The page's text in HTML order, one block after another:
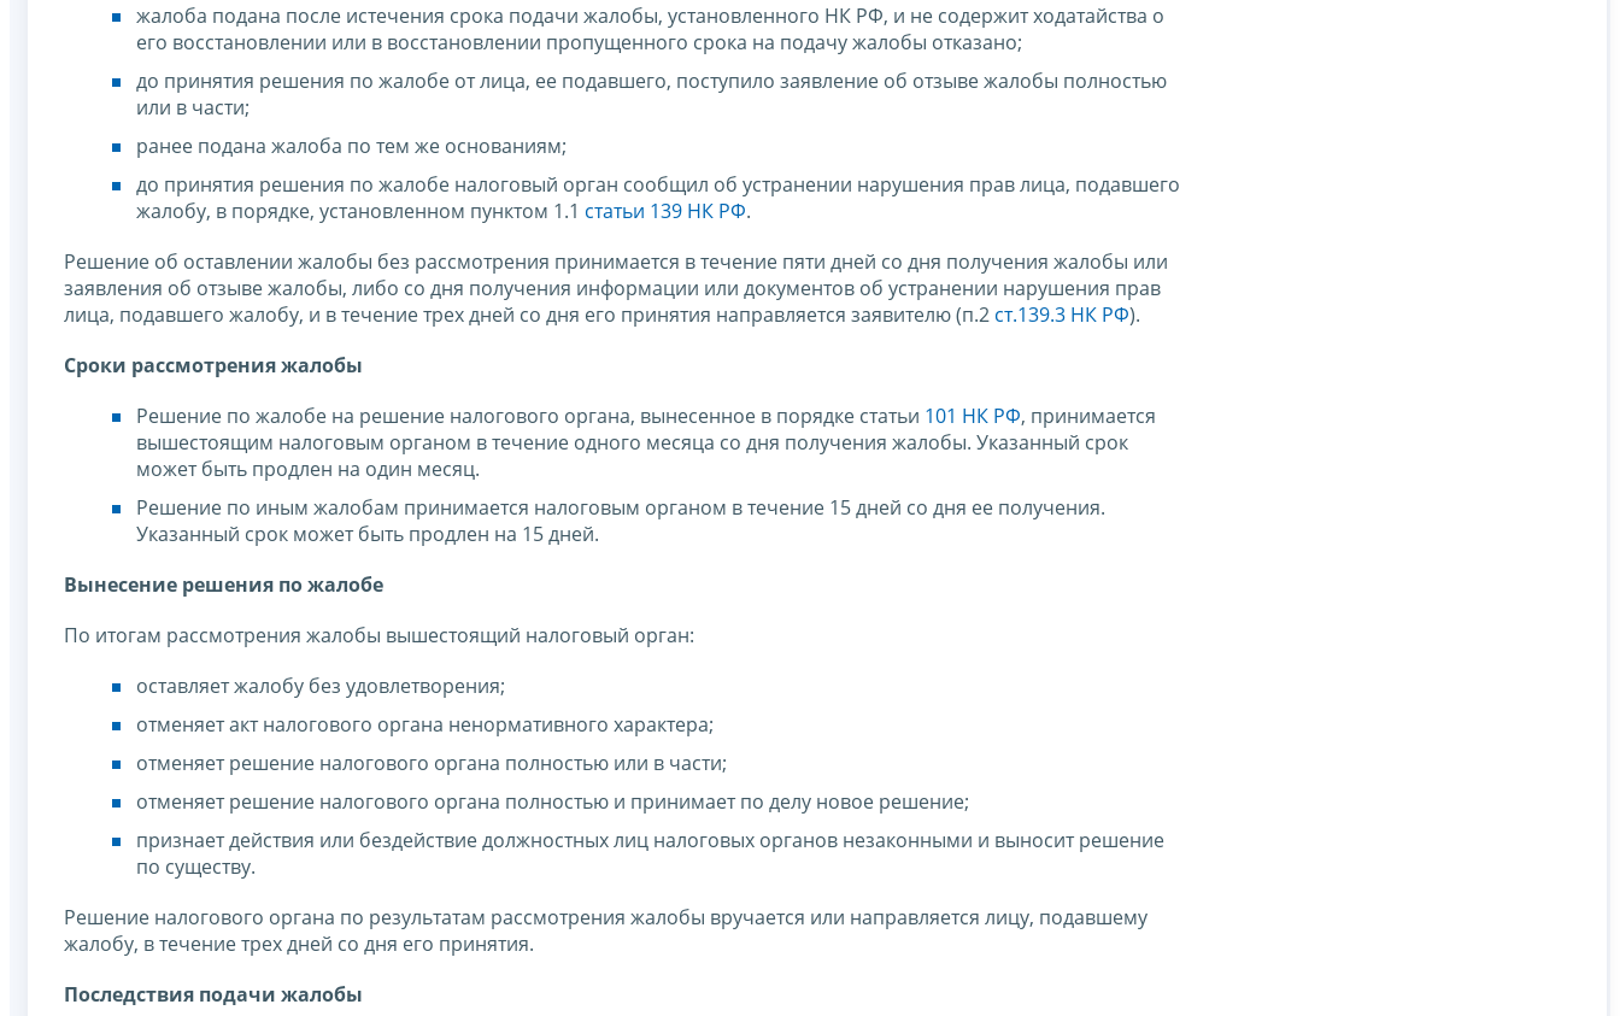
жалоба подана после истечения срока подачи жалобы, установленного НК РФ, и не содержит ходатайства о
его восстановлении или в восстановлении пропущенного срока на подачу жалобы отказано;
до принятия решения по жалобе от лица, ее подавшего, поступило заявление об отзыве жалобы полностью
или в части;
ранее подана жалоба по тем же основаниям;
до принятия решения по жалобе налоговый орган сообщил об устранении нарушения прав лица, подавшего
жалобу, в порядке, установленном пунктом 1.1 статьи 139 НК РФ.
Решение об оставлении жалобы без рассмотрения принимается в течение пяти дней со дня получения жалобы или
заявления об отзыве жалобы, либо со дня получения информации или документов об устранении нарушения прав
лица, подавшего жалобу, и в течение трех дней со дня его принятия направляется заявителю (п.2 ст.139.3 НК РФ).
Сроки рассмотрения жалобы
Решение по жалобе на решение налогового органа, вынесенное в порядке статьи 101 НК РФ, принимается
вышестоящим налоговым органом в течение одного месяца со дня получения жалобы. Указанный срок
может быть продлен на один месяц.
Решение по иным жалобам принимается налоговым органом в течение 15 дней со дня ее получения.
Указанный срок может быть продлен на 15 дней.
Вынесение решения по жалобе
По итогам рассмотрения жалобы вышестоящий налоговый орган:
оставляет жалобу без удовлетворения;
отменяет акт налогового органа ненормативного характера;
отменяет решение налогового органа полностью или в части;
отменяет решение налогового органа полностью и принимает по делу новое решение;
признает действия или бездействие должностных лиц налоговых органов незаконными и выносит решение
по существу.
Решение налогового органа по результатам рассмотрения жалобы вручается или направляется лицу, подавшему
жалобу, в течение трех дней со дня его принятия.
Последствия подачи жалобы